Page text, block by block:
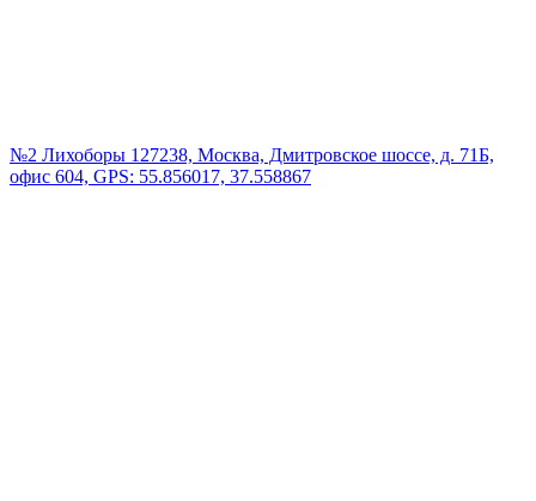
№2 Лихоборы 127238, Москва, Дмитровское шоссе, д. 71Б,
офис 604, GPS: 55.856017, 37.558867